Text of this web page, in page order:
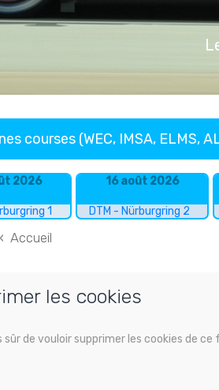
courses (WEC, IMSA, ELMS,
2026
1
16 août 2026
DTM - Nürburgring 2
Accueil
les cookies
sûr de vouloir supprimer les cookies de ce